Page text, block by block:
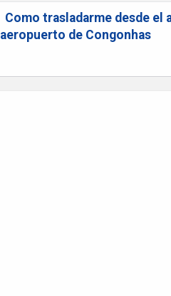
Como trasladarme desde el
aeropuerto de Congonhas